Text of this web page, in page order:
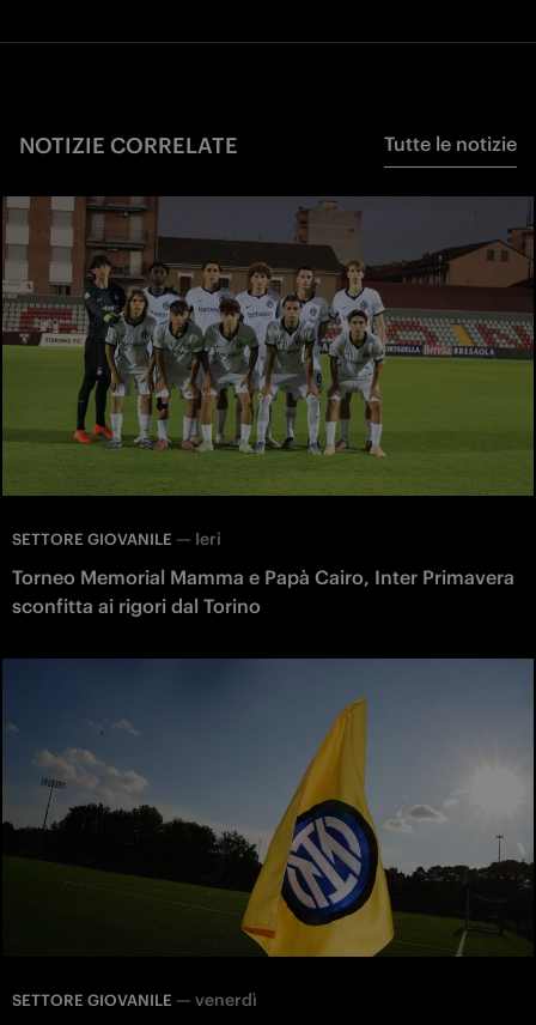
NOTIZIE CORRELATE Tutte le notizie
SETTORE GIOVANILE — Ieri
Torneo Memorial Mamma e Papà Cairo, Inter Primavera
sconfitta ai rigori dal Torino
SETTORE GIOVANILE — venerdì